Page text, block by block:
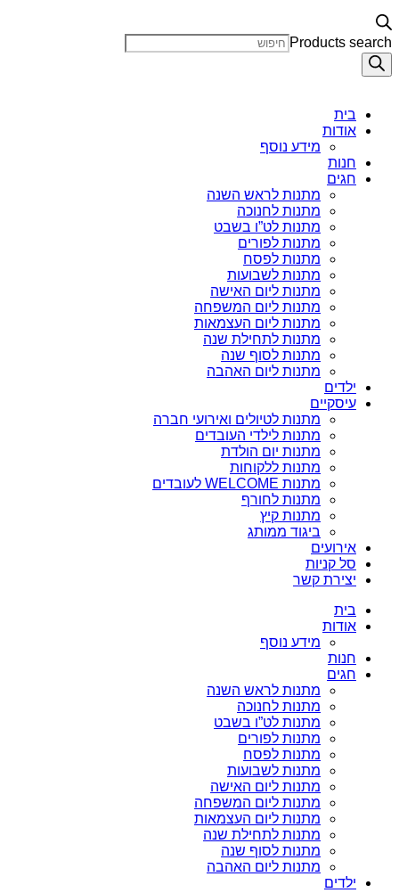
Products search
בית
אודות
מידע נוסף
חנות
חגים
מתנות לראש השנה
מתנות לחנוכה
מתנות לט”ו בשבט
מתנות לפורים
מתנות לפסח
מתנות לשבועות
מתנות ליום האישה
מתנות ליום המשפחה
מתנות ליום העצמאות
מתנות לתחילת שנה
מתנות לסוף שנה
מתנות ליום האהבה
ילדים
עיסקיים
מתנות לטיולים ואירועי חברה
מתנות לילדי העובדים
מתנות יום הולדת
מתנות ללקוחות
מתנות WELCOME לעובדים
מתנות לחורף
מתנות קיץ
ביגוד ממותג
אירועים
סל קניות
יצירת קשר
בית
אודות
מידע נוסף
חנות
חגים
מתנות לראש השנה
מתנות לחנוכה
מתנות לט”ו בשבט
מתנות לפורים
מתנות לפסח
מתנות לשבועות
מתנות ליום האישה
מתנות ליום המשפחה
מתנות ליום העצמאות
מתנות לתחילת שנה
מתנות לסוף שנה
מתנות ליום האהבה
ילדים